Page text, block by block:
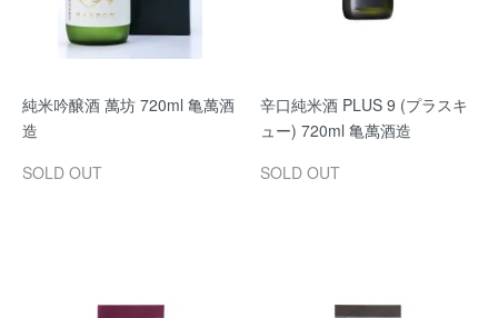
純米吟醸酒 萬坊 720ml 亀萬酒
造
SOLD OUT
辛口純米酒 PLUS 9 (プラスキ
ュー) 720ml 亀萬酒造
SOLD OUT